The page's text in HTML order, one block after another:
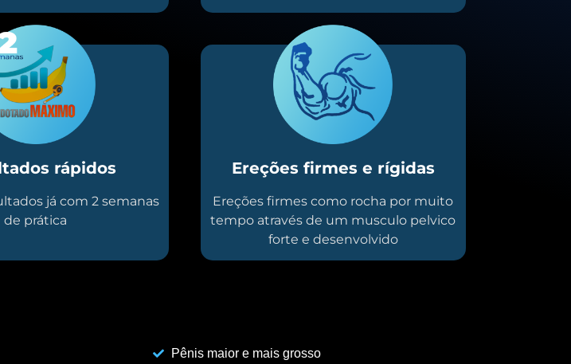
rápidos
já com 2 semanas
de prática
Ereções firmes e rígidas
Ereções firmes como rocha por muito
tempo através de um musculo pelvico
forte e desenvolvido
Pênis maior e mais grosso